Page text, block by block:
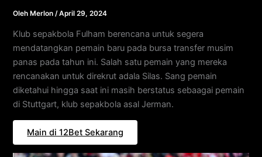
OlehMerlon /April 29, 2024
Klub sepakbola Fulham berencana untuk segera
mendatangkan pemain baru pada bursa transfer musim
panas pada tahun ini. Salah satu pemain yang mereka
rencanakan untuk direkrut adala Silas. Sang pemain
diketahui hingga saat ini masih berstatus sebaagai pemain
di Stuttgart, klub sepakbola asal Jerman.
Main di 12Bet Sekarang